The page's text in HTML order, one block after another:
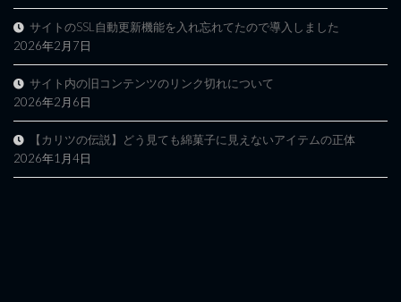
サイトのSSL自動更新機能を入れ忘れてたので導入しました
2026年2月7日
サイト内の旧コンテンツのリンク切れについて
2026年2月6日
【カリツの伝説】どう見ても綿菓子に見えないアイテムの正体
2026年1月4日